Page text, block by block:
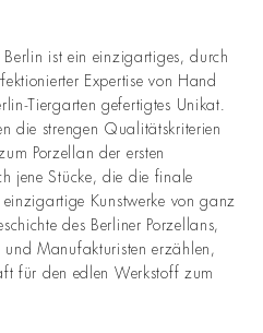
Berlin ist ein einzigartiges, durch
Expertise von Hand
Tiergarten gefertigtes Unikat.
die strengen Qualitätskriterien
Porzellan der ersten
jene Stücke, die die finale
Kunstwerke von ganz
des Berliner Porzellans,
Manufakturisten erzählen,
für den edlen Werkstoff zum